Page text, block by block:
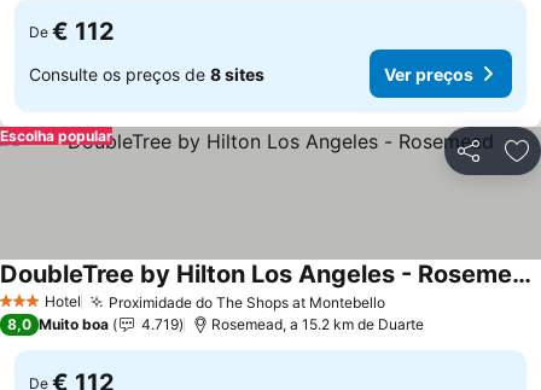
De € 112
Consulte os preços de 8 sites Ver preços
Partilhar
Escolha popular
3 EstrelasHotel Proximidade do The Shops at MontebelloVer preços
DoubleTree by Hilton Los Angeles - Rosemead
Ver preços
8,0 Muito boa 4.719 Rosemead, a 15.2 km de Duarte
De € 112